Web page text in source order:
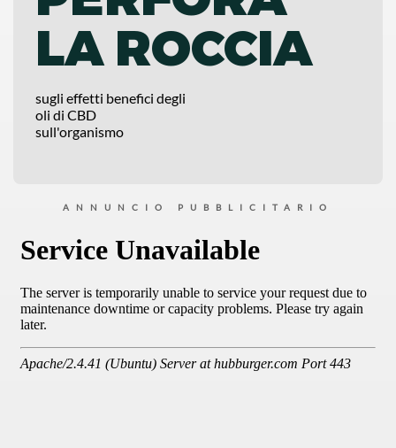
LA ROCCIA
sugli effetti benefici degli
oli di CBD
sull'organismo
ANNUNCIO PUBBLICITARIO